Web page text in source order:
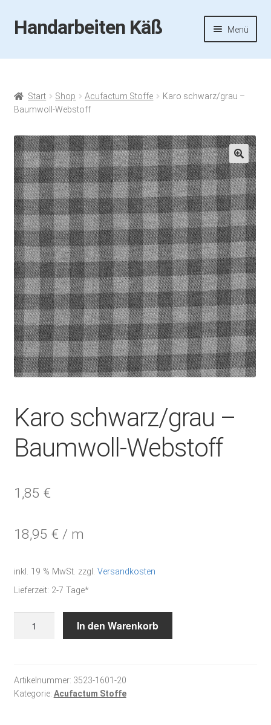
Zur
Navigation
Zum
Inhalt
Handarbeiten Käß Menü
Startseite
Aktuelles
Termine
Handarbeiten-Käß-Shop
Kasse
Mein Konto
Start Shop Acufactum Stoffe
Karo schwarz/grau –
Baumwoll-Webstoff
🔍
Karo schwarz/grau –
Baumwoll-Webstoff
1,85 €
18,95 € / m
inkl. 19 % MwSt. zzgl. Versandkosten
Lieferzeit: 2-7 Tage*
Webstoff
Menge
In den Warenkorb
Artikelnummer: 3523-1601-20
Kategorie: Acufactum Stoffe